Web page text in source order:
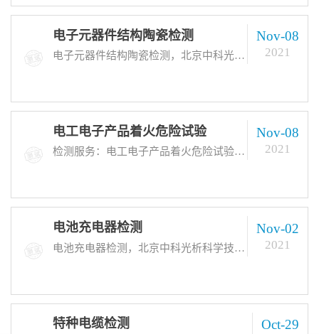
电子元器件结构陶瓷检测
电子元器件结构陶瓷检测，北京中科光析科学技术研究所，可为您出具弹性模量、气密性、耐磨性、耐蚀性、抗氧化性、介电损耗、机械强度等各种电子元器件结构陶瓷检测报告
Nov-08
2021
电工电子产品着火危险试验
检测服务：电工电子产品着火危险试验，北京中科光析科学技术研究所，可为您出具各种电工电子产品着火危险试验报告。
Nov-08
2021
电池充电器检测
电池充电器检测，北京中科光析科学技术研究所，可为您出具专用充电器和通用充电器等各种电池充电器检测报告 我所是正规的科研检测机构，始终以科学研究为首任，以客户为中心，在严格的程序下开展检测工作，为客户提供产品检测及质量控制的解决方案， 竭诚为广大客户提供科学的检验检测、研发分析服务。
Nov-02
2021
特种电缆检测 Oct-29